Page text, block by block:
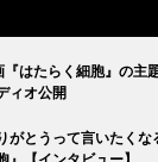
はたらく細胞』の主
ィオ公開
がとうって言いたくな